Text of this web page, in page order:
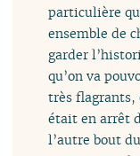
particulière
ensemble de
garder
qu’on va
très flagrants,
était en arrêt
l’autre bout